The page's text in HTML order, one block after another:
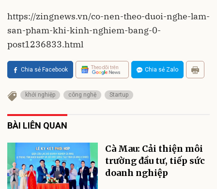
https://zingnews.vn/co-nen-theo-duoi-nghe-lam-
san-pham-khi-kinh-nghiem-bang-0-
post1236833.html
Chia sẻ Facebook Theo dõi trên Chia sẻ Zalo
khởi nghiệp công nghệ Startup
BÀI LIÊN QUAN
Cà Mau: Cải thiện môi
trường đầu tư, tiếp sức
doanh nghiệp